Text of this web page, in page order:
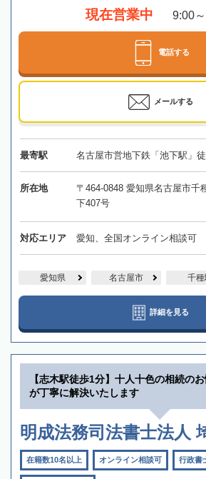
現在営業中 9:00
電話する
メールする
最寄駅 名古屋市営地下鉄「池下駅」
所在地
〒464-0848 愛知県名古屋市千
下407号
対応エリア 愛知、全国オンライン相談可
愛知県 名古屋市 千種
詳細を見る
【志木駅徒歩1分】十人十色の相続の
が丁寧に解決いたします
明成法務司法書士法人
在籍数10名以上 オンライン相談可 行政書